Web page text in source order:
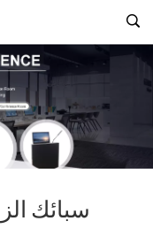
سبائك